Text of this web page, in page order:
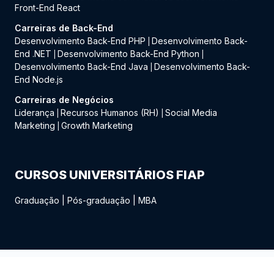
Front-End React
Carreiras de Back-End
Desenvolvimento Back-End PHP
Desenvolvimento Back-
End .NET
Desenvolvimento Back-End Python
Desenvolvimento Back-End Java
Desenvolvimento Back-
End Node.js
Carreiras de Negócios
Liderança
Recursos Humanos (RH)
Social Media
Marketing
Growth Marketing
CURSOS UNIVERSITÁRIOS FIAP
Graduação Pós-graduação MBA